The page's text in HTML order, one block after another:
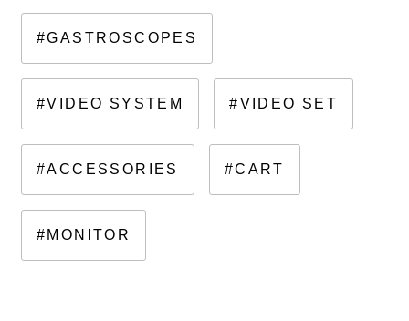
#GASTROSCOPES
#VIDEO SYSTEM #VIDEO SET
#ACCESSORIES #CART
#MONITOR